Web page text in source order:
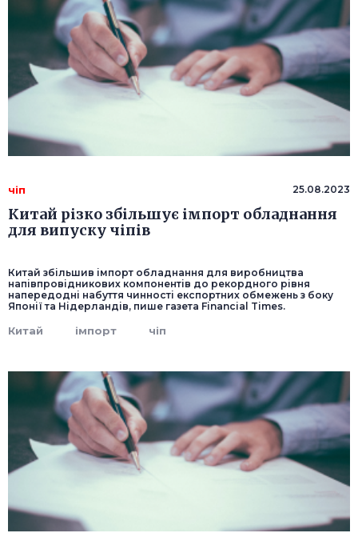
чіп 25.08.2023
Китай різко збільшує імпорт обладнання
для випуску чіпів
Китай збільшив імпорт обладнання для виробництва
напівпровідникових компонентів до рекордного рівня
напередодні набуття чинності експортних обмежень з боку
Японії та Нідерландів, пише газета Financial Times.
Китай імпорт чіп